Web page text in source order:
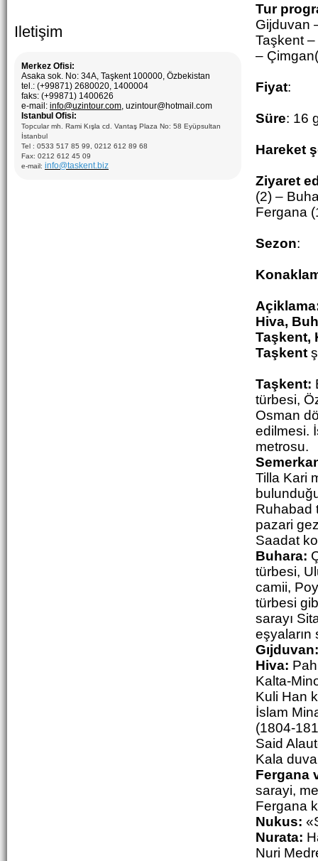
Iletişim
Merkez Ofisi:
Asaka sok. No: 34A, Taşkent 100000, Özbekistan
tel.: (+99871) 2680020, 1400004
faks: (+99871) 1400626
e-mail: info@uzintour.com, uzintour@hotmail.com
Istanbul Ofisi:
Topcular mh. Rami Kışla cd. Vantaş Plaza No: 58 Eyüpsultan
İstanbul
Tel : 0533 517 85 99, 0212 612 89 68
Fax: 0212 612 45 09
e-mail: info@taskent.biz
Tur
Gijduvan
Taşkent
–
Fiyat:
Süre: 16
Hareket
Ziyaret
(2) –
Fergana
Sezon:
Hiva,
Taşkent,
Taşkent
Taşkent:
türbesi,
Osman
edilmesi.
metrosu.
Tilla Kari
Ruhabad
pazari
Saadat
Buhara:
türbesi,
camii,
türbesi
sarayı
eşyaların
Gıjduvan:
Hiva:
Kalta-
Kuli Han
İslam
(1804-
Said
Kala
Fergana
sarayi,
Fergana
Nukus:
Nurata:
Nuri